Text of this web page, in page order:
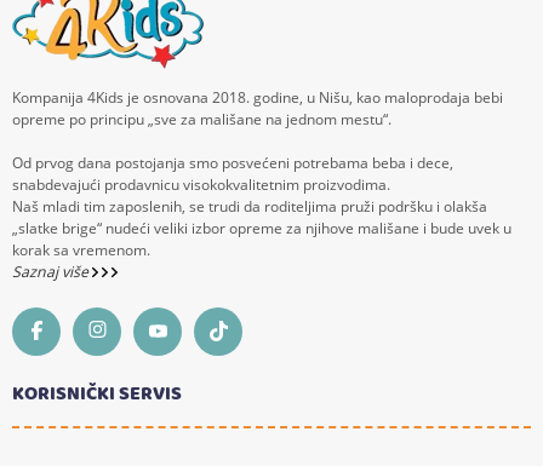
Kompanija 4Kids je osnovana 2018. godine, u Nišu, kao maloprodaja bebi
opreme po principu „sve za mališane na jednom mestu“.
Od prvog dana postojanja smo posvećeni potrebama beba i dece,
snabdevajući prodavnicu visokokvalitetnim proizvodima.
Naš mladi tim zaposlenih, se trudi da roditeljima pruži podršku i olakša
„slatke brige“ nudeći veliki izbor opreme za njihove mališane i bude uvek u
korak sa vremenom.
Saznaj više
KORISNIČKI SERVIS